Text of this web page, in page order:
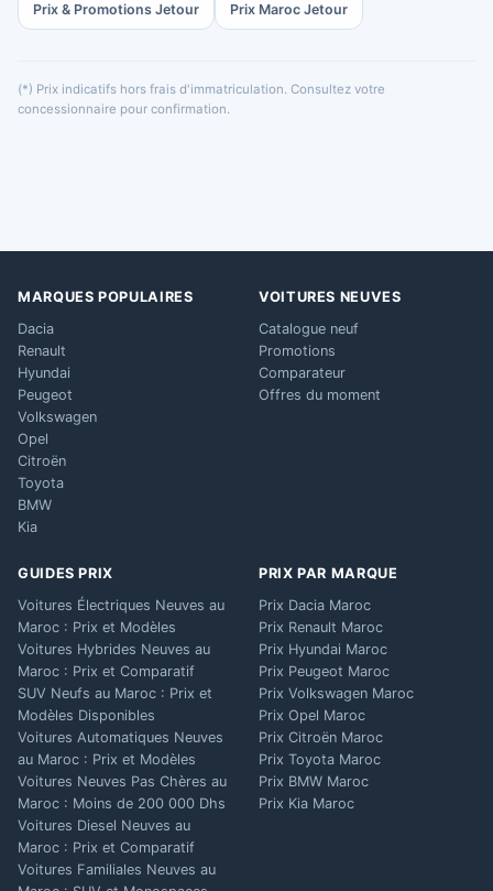
Prix & Promotions Jetour Prix Maroc Jetour
(*) Prix indicatifs hors frais d'immatriculation. Consultez votre
concessionnaire pour confirmation.
MARQUES POPULAIRES
Dacia
Renault
Hyundai
Peugeot
Volkswagen
Opel
Citroën
Toyota
BMW
Kia
VOITURES NEUVES
Catalogue neuf
Promotions
Comparateur
Offres du moment
GUIDES PRIX
Voitures Électriques Neuves au
Maroc : Prix et Modèles
Voitures Hybrides Neuves au
Maroc : Prix et Comparatif
SUV Neufs au Maroc : Prix et
Modèles Disponibles
Voitures Automatiques Neuves
au Maroc : Prix et Modèles
Voitures Neuves Pas Chères au
Maroc : Moins de 200 000 Dhs
Voitures Diesel Neuves au
Maroc : Prix et Comparatif
Voitures Familiales Neuves au
PRIX PAR MARQUE
Prix Dacia Maroc
Prix Renault Maroc
Prix Hyundai Maroc
Prix Peugeot Maroc
Prix Volkswagen Maroc
Prix Opel Maroc
Prix Citroën Maroc
Prix Toyota Maroc
Prix BMW Maroc
Prix Kia Maroc